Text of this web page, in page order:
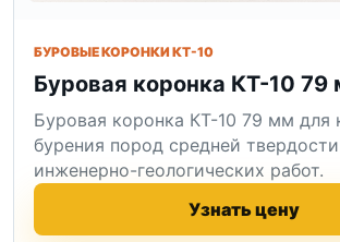
БУРОВЫЕ КОРОНКИ КТ-10
Буровая коронка КТ-10 79
Буровая коронка КТ-10 79 мм для
бурения пород средней
инженерно-геологических работ.
Узнать цену